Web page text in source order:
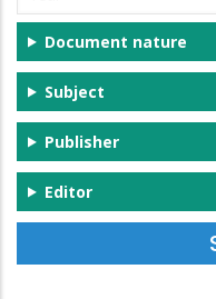
Document nature
Subject
Publisher
Editor